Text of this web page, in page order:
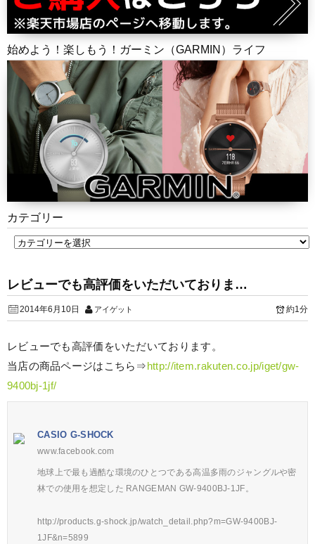
始めよう！楽しもう！ガーミン（GARMIN）ライフ
カテゴリー
レビューでも高評価をいただいておりま…
2014年6月10日 アイゲット 約1分
レビューでも高評価をいただいております。
当店の商品ページはこちら⇒ http://item.rakuten.co.jp/iget/gw-
9400bj-1jf/
CASIO G-SHOCK
www.facebook.com
地球上で最も過酷な環境のひとつである高温多雨のジャングルや密
林での使用を想定した RANGEMAN GW-9400BJ-1JF。
http://products.g-shock.jp/watch_detail.php?m=GW-9400BJ-
1JF&n=5899